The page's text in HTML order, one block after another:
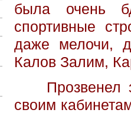
была очень
спортивные
даже мелочи,
Калов Залим,
Прозвенел
своим